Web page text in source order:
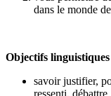
dans le monde
Objectifs
savoir justifier,
ressenti, débattre